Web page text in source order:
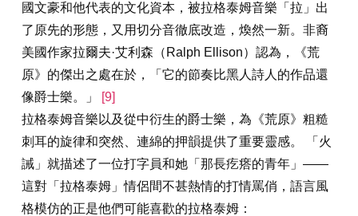
國文豪和他代表的文化資本，被拉格泰姆音樂「拉」出
了原先的形態，又用切分音徹底改造，煥然一新。非裔
美國作家拉爾夫·艾利森（Ralph Ellison）認為，《荒
原》的傑出之處在於，「它的節奏比黑人詩人的作品還
像爵士樂。」
[9]
拉格泰姆音樂以及從中衍生的爵士樂，為《荒原》粗糙
刺耳的旋律和突然、連綿的押韻提供了重要靈感。 「火
誡」就描述了一位打字員和她「那長疙瘩的青年」——
這對「拉格泰姆」情侶間不甚熱情的打情罵俏，語言風
格模仿的正是他們可能喜歡的拉格泰姆：